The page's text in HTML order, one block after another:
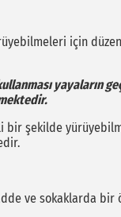
için
yayaların
şekilde
ve sokaklarda bir